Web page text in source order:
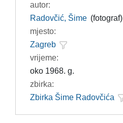
autor:
Radovčić, Šime (fotograf)
mjesto:
Zagreb
vrijeme:
oko 1968. g.
zbirka:
Zbirka Šime Radovčića